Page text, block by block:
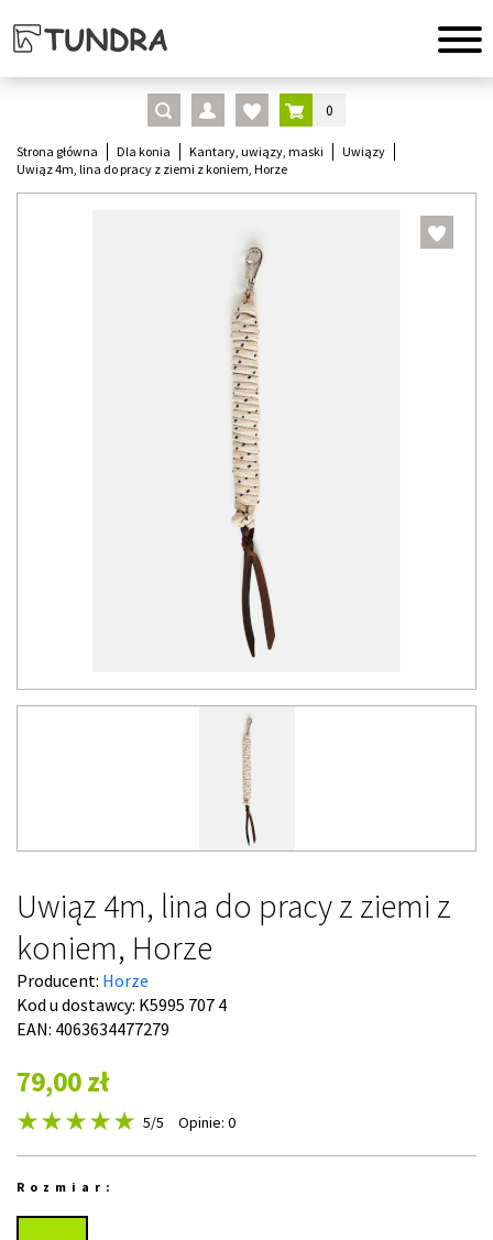
0
Strona główna Dla konia Kantary, uwiązy, maski
Uwiązy
Uwiąz 4m, lina do pracy z ziemi z koniem, Horze
Uwiąz 4m, lina do pracy z ziemi z
koniem, Horze
Producent: Horze
Kod u dostawcy: K5995 707 4
EAN: 4063634477279
79,00 zł
5/5 Opinie: 0
Rozmiar: